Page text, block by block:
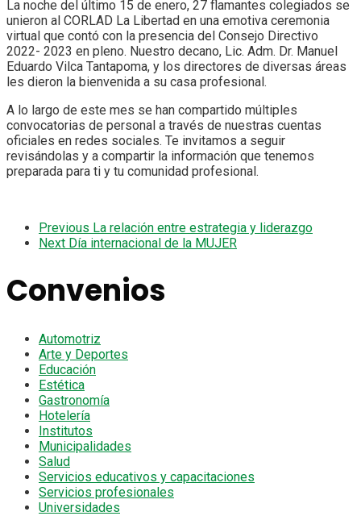
La noche del último 15 de enero, 27 flamantes colegiados se
unieron al CORLAD La Libertad en una emotiva ceremonia
virtual que contó con la presencia del Consejo Directivo
2022- 2023 en pleno. Nuestro decano, Lic. Adm. Dr. Manuel
Eduardo Vilca Tantapoma, y los directores de diversas áreas
les dieron la bienvenida a su casa profesional.
A lo largo de este mes se han compartido múltiples
convocatorias de personal a través de nuestras cuentas
oficiales en redes sociales. Te invitamos a seguir
revisándolas y a compartir la información que tenemos
preparada para ti y tu comunidad profesional.
Previous La relación entre estrategia y liderazgo
Next Día internacional de la MUJER
Convenios
Automotriz
Arte y Deportes
Educación
Estética
Gastronomía
Hotelería
Institutos
Municipalidades
Salud
Servicios educativos y capacitaciones
Servicios profesionales
Universidades